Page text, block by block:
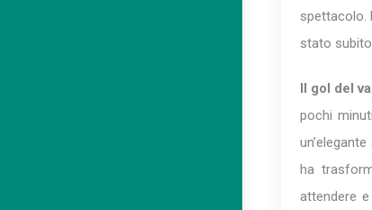
spettacolo.
stato
Il gol del
pochi
ha
attendere